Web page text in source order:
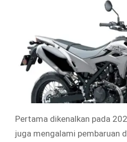
Pertama dikenalkan pada
juga mengalami pembaruan